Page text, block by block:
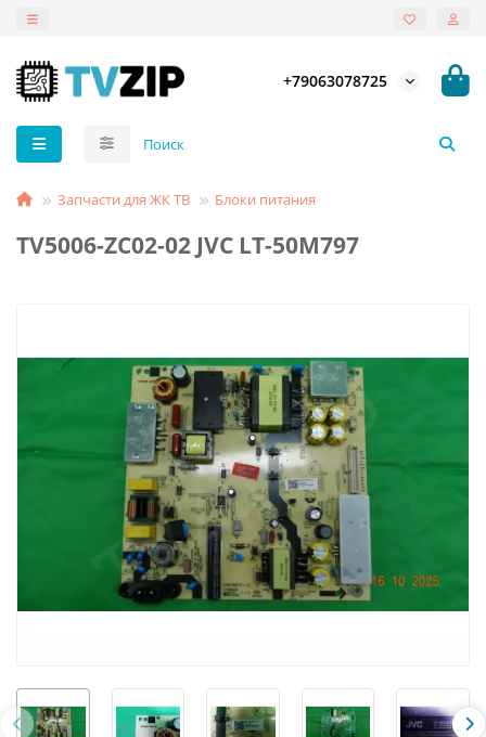
+79063078725
Запчасти для ЖК ТВ Блоки питания
TV5006-ZC02-02 JVC LT-50M797